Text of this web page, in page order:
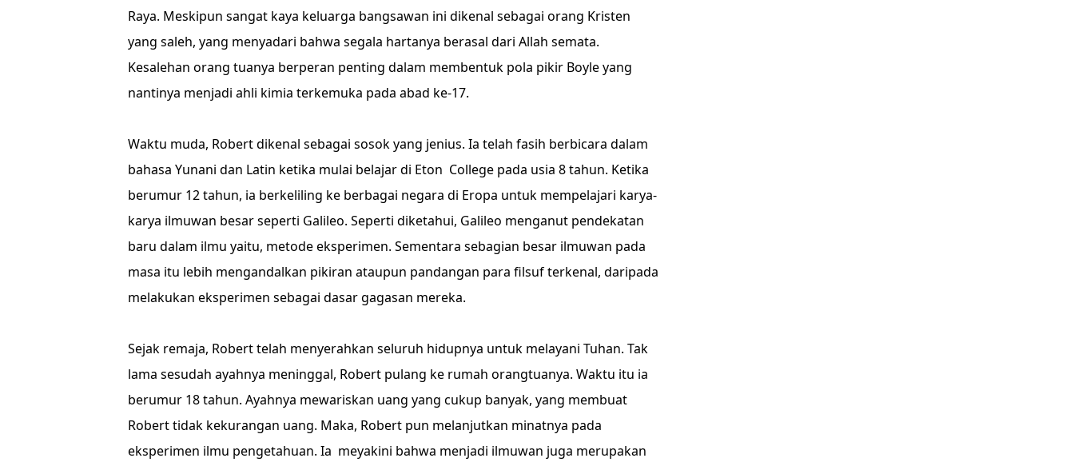
Raya. Meskipun sangat kaya keluarga bangsawan ini dikenal sebagai orang Kristen
yang saleh, yang menyadari bahwa segala hartanya berasal dari Allah semata.
Kesalehan orang tuanya berperan penting dalam membentuk pola pikir Boyle yang
nantinya menjadi ahli kimia terkemuka pada abad ke-17.
Waktu muda, Robert dikenal sebagai sosok yang jenius. Ia telah fasih berbicara dalam
bahasa Yunani dan Latin ketika mulai belajar di Eton College pada usia 8 tahun. Ketika
berumur 12 tahun, ia berkeliling ke berbagai negara di Eropa untuk mempelajari karya-
karya ilmuwan besar seperti Galileo. Seperti diketahui, Galileo menganut pendekatan
baru dalam ilmu yaitu, metode eksperimen. Sementara sebagian besar ilmuwan pada
masa itu lebih mengandalkan pikiran ataupun pandangan para filsuf terkenal, daripada
melakukan eksperimen sebagai dasar gagasan mereka.
Sejak remaja, Robert telah menyerahkan seluruh hidupnya untuk melayani Tuhan. Tak
lama sesudah ayahnya meninggal, Robert pulang ke rumah orangtuanya. Waktu itu ia
berumur 18 tahun. Ayahnya mewariskan uang yang cukup banyak, yang membuat
Robert tidak kekurangan uang. Maka, Robert pun melanjutkan minatnya pada
eksperimen ilmu pengetahuan. Ia meyakini bahwa menjadi ilmuwan juga merupakan